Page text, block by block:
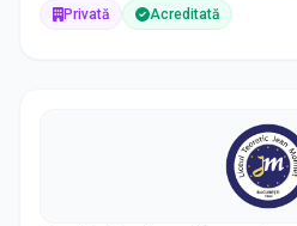
Privată Acreditată